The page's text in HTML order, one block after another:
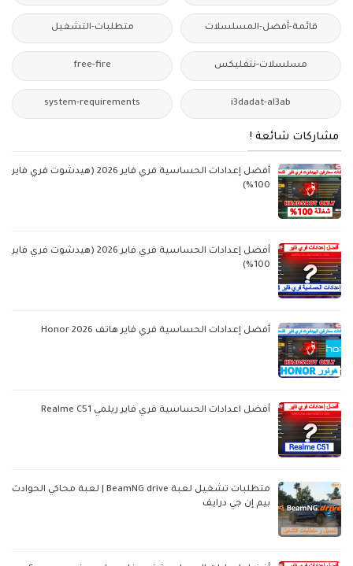
قائمة-أفضل-المسلسلات متطلبات-التشغيل
مسلسلات-نتفليكس free-fire
i3dadat-al3ab
system-requirements
مشاركات شائعة !
أفضل إعدادات الحساسية فري فاير 2026 (هيدشوت فري فاير
100%)
أفضل إعدادات الحساسية فري فاير 2026 (هيدشوت فري فاير
100%)
أفضل إعدادات الحساسية فري فاير هاتف Honor 2026
أفضل اعدادات الحساسية فري فاير ريلمي Realme C51
متطلبات تشغيل لعبة BeamNG drive | لعبة محاكي الحوادث
بيم إن جي درايف